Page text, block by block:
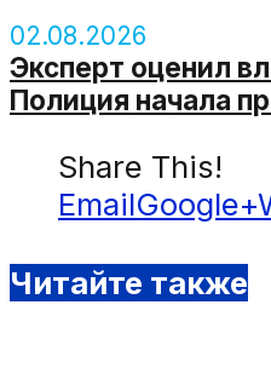
02.08.2026
Эксперт оценил
Полиция начала
Share This!
EmailGoogle+
Читайте также